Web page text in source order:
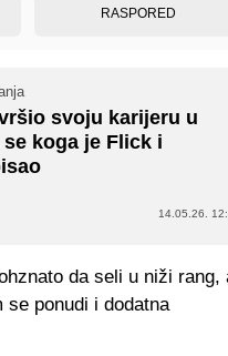
RASPORED
svoju karijeru u
koga je Flick i
14.05.26.
da seli u niži rang,
ponudi i dodatna